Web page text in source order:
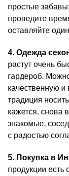
простые
проведите
оставляйте
4. Одежда
растут очень
гардероб.
качественную
традиция
кажется, снова
знакомые,
с радостью
5. Покупка в
продукции есть